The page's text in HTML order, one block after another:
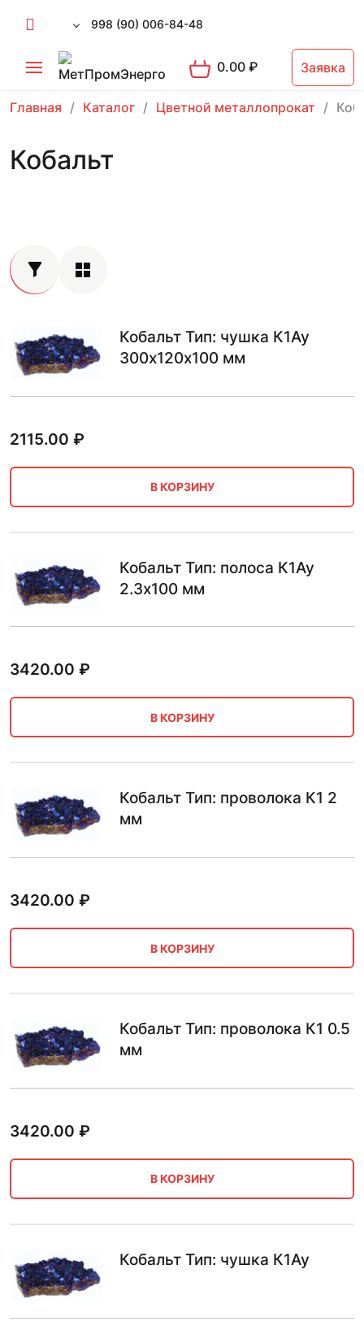
998 (90) 006-84-48
0.00₽ Заявка
Главная Каталог Цветной металлопрокат
Кобальт
Кобальт Тип: чушка К1Ау
300х120х100 мм
2115.00 ₽
В КОРЗИНУ
Кобальт Тип: полоса К1Ау
2.3х100 мм
3420.00 ₽
В КОРЗИНУ
Кобальт Тип: проволока К1 2
мм
3420.00 ₽
В КОРЗИНУ
Кобальт Тип: проволока К1 0.5
мм
3420.00 ₽
В КОРЗИНУ
Кобальт Тип: чушка К1Ау